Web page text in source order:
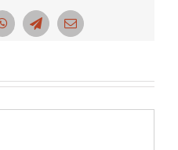
WhatsAppTelegramCorreo